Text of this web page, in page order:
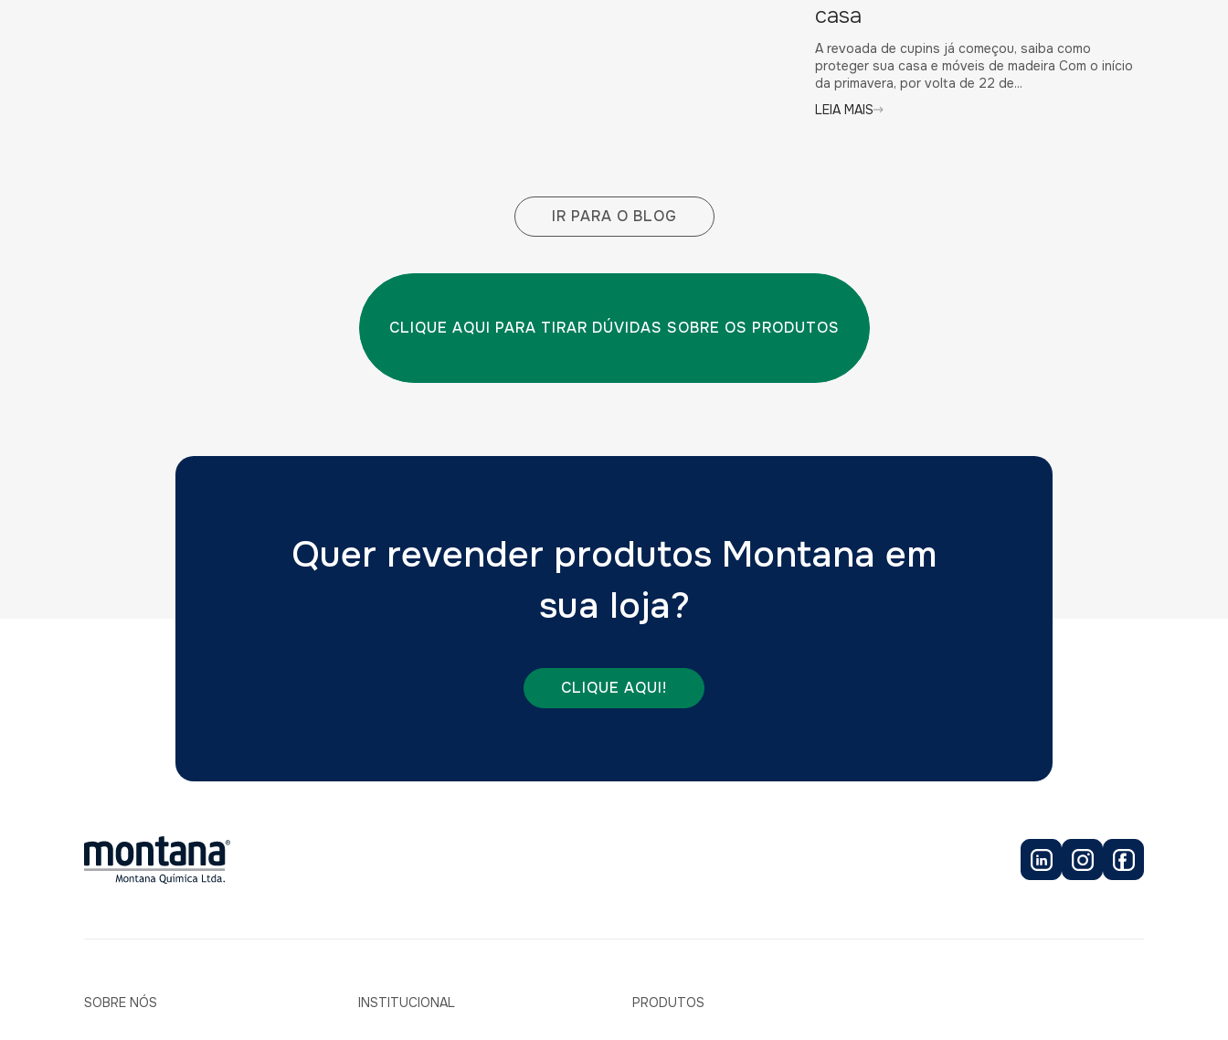
casa
A revoada de cupins já começou, saiba como
proteger sua casa e móveis de madeira Com o início
da primavera, por volta de 22 de...
LEIA MAIS
IR PARA O BLOG
CLIQUE AQUI PARA TIRAR DÚVIDAS SOBRE OS PRODUTOS
Quer revender produtos Montana em
sua loja?
CLIQUE AQUI!
SOBRE NÓS INSTITUCIONAL PRODUTOS